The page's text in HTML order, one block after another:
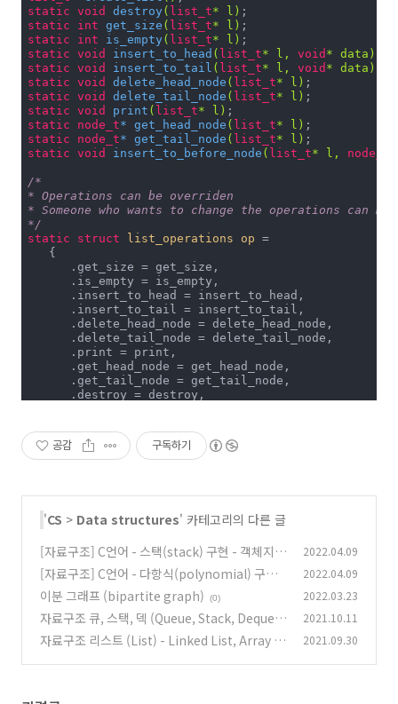
static void destroy ( list_t* l)
static
int get_size ( list_t* l)
static
int is_empty ( list_t* l)
static void insert_to_head ( list_t* l, void * data)
static void insert_to_tail ( list_t* l, void * data)
static void delete_head_node ( list_t* l)
static void delete_tail_node ( list_t* l)
static void print ( list_t* l)
static
node_t* get_head_node ( list_t* l)
static
node_t* get_tail_node ( list_t* l)
static void insert_to_before_node ( list_t* l, node_t
/*
* Operations can be overriden
* Someone who wants to change the operations can
*/
static
struct list_operations op =
   {
      .get_size = get_size,
      .is_empty = is_empty,
      .insert_to_head = insert_to_head,
      .insert_to_tail = insert_to_tail,
      .delete_head_node = delete_head_node,
      .delete_tail_node = delete_tail_node,
      .print = print,
      .get_head_node = get_head_node,
      .get_tail_node = get_tail_node,
      .destroy = destroy,
*/
list_t
{
   l->head = l->tail =
NULL;
   l->size =
0;
return l;
/*
공감 구독하기
'CS > Data structures' 카테고리의 다른 글
[자료구조] C언어 - 스택(stack) 구현 - 객체지향
(0)
2022.04.09
[자료구조] C언어 - 다항식(polynomial) 구현 -
객체지향 (0)
2022.04.09
이분 그래프 (bipartite graph) (0) 2022.03.23
자료구조 큐, 스택, 덱 (Queue, Stack, Deque)
(0)
2021.10.11
자료구조 리스트 (List) - Linked List, Array Li
2021.09.30